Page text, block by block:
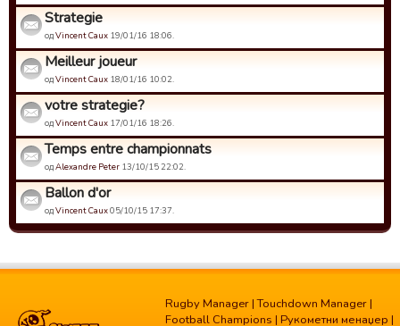
Strategie
одVincent Caux 19/01/16 18:06.
Meilleur joueur
одVincent Caux 18/01/16 10:02.
votre strategie?
одVincent Caux 17/01/16 18:26.
Temps entre championnats
одAlexandre Peter 13/10/15 22:02.
Ballon d'or
одVincent Caux05/10/15 17:37.
Rugby Manager |Touchdown Manager |
Football Champions | Рукометни менаџер |